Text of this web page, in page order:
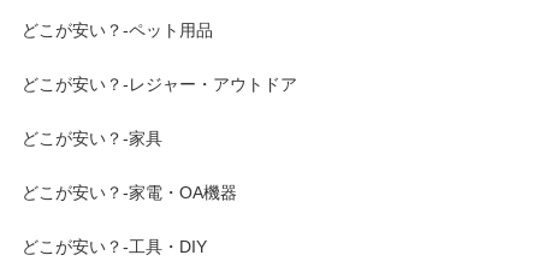
どこが安い？-ペット用品
どこが安い？-レジャー・アウトドア
どこが安い？-家具
どこが安い？-家電・OA機器
どこが安い？-工具・DIY